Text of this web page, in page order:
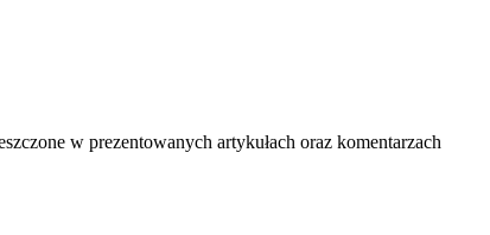
w prezentowanych artykułach oraz komentarzach